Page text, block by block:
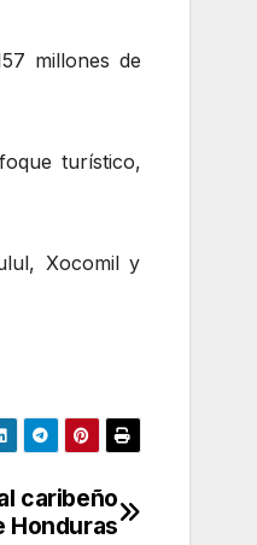
millones de
turístico,
Xocomil y
caribeño
Honduras